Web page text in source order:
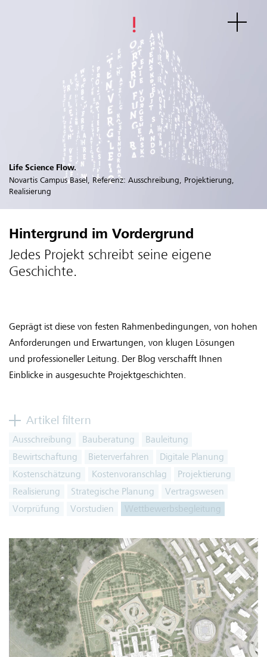
Life Science Flow.
Novartis Campus Basel, Referenz: Ausschreibung, Projektierung,
Realisierung
Hintergrund im Vordergrund
Jedes Projekt schreibt seine eigene
Geschichte.
Geprägt ist diese von festen Rahmenbedingungen, von hohen
Anforderungen und Erwartungen, von klugen Lösungen
und professioneller Leitung. Der Blog verschafft Ihnen
Einblicke in ausgesuchte Projektgeschichten.
Artikel filtern
Ausschreibung Bauberatung
Bauleitung
Bewirtschaftung
Bieterverfahren
Digitale Planung
Kostenschätzung
Kostenvoranschlag
Projektierung
Realisierung
Strategische Planung
Vertragswesen
Vorprüfung
Vorstudien Wettbewerbsbegleitung